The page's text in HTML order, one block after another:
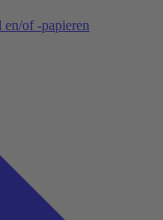
en/of -papieren